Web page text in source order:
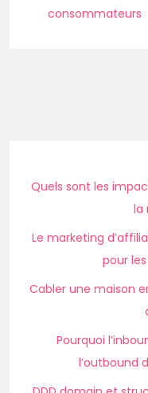
consommateurs
Quels sont les
la
Le marketing
pour
Cabler une maison
Pourquoi
l’outbound